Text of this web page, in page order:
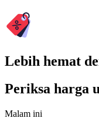
Lebih hemat
Periksa harga
Malam ini